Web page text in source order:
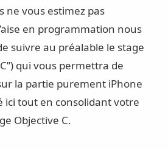
ne vous estimez pas
en programmation nous
suivre au préalable le stage
qui vous permettra de
la partie purement iPhone
ici tout en consolidant votre
Objective C.